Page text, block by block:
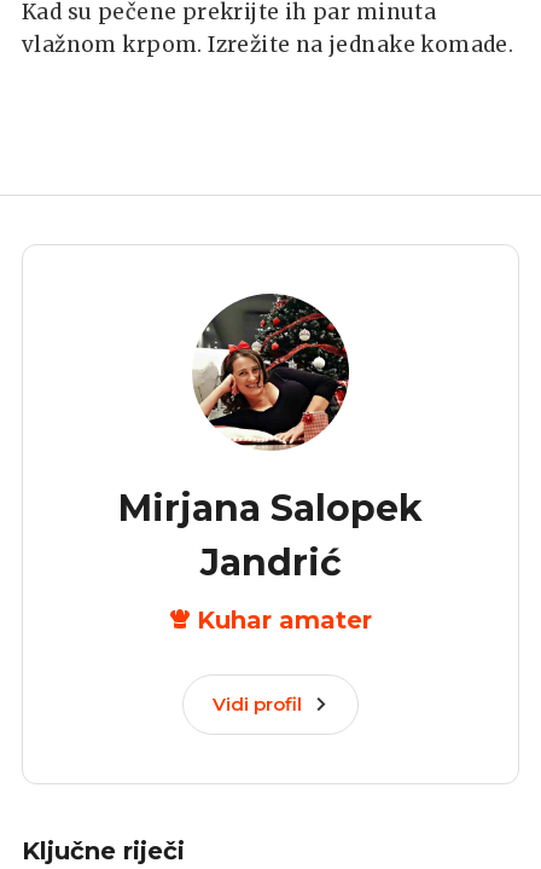
Kad su pečene prekrijte ih par minuta
vlažnom krpom. Izrežite na jednake komade.
Mirjana Salopek
Jandrić
Kuhar amater
Vidi profil
Ključne riječi